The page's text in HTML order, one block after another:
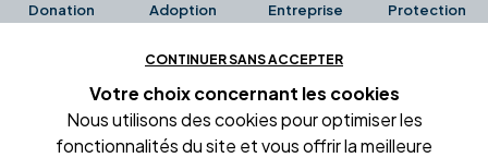
Donation Adoption Entreprise Protection
Ces avis proviennent directement de la fiche Google
Business de l'office notarial. Ils n'ont ni été collectés ni
été vérifiés par Alexia.fr.
CONTINUER SANS ACCEPTER
Votre choix concernant les cookies
Nous utilisons des cookies pour optimiser les
fonctionnalités du site et vous offrir la meilleure